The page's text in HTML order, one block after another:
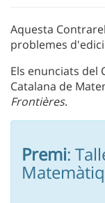
Aquesta
problemes
Els enunciats del
Catalana de
Frontières.
Premi: